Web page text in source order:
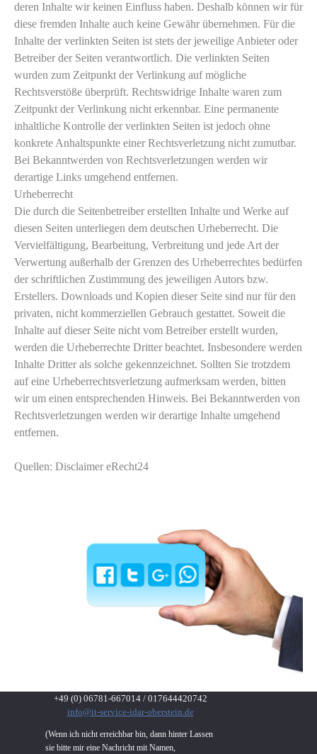
deren Inhalte wir keinen Einfluss haben. Deshalb können wir für
diese fremden Inhalte auch keine Gewähr übernehmen. Für die
Inhalte der verlinkten Seiten ist stets der jeweilige Anbieter oder
Betreiber der Seiten verantwortlich. Die verlinkten Seiten
wurden zum Zeitpunkt der Verlinkung auf mögliche
Rechtsverstöße überprüft. Rechtswidrige Inhalte waren zum
Zeitpunkt der Verlinkung nicht erkennbar. Eine permanente
inhaltliche Kontrolle der verlinkten Seiten ist jedoch ohne
konkrete Anhaltspunkte einer Rechtsverletzung nicht zumutbar.
Bei Bekanntwerden von Rechtsverletzungen werden wir
derartige Links umgehend entfernen.
Urheberrecht
Die durch die Seitenbetreiber erstellten Inhalte und Werke auf
diesen Seiten unterliegen dem deutschen Urheberrecht. Die
Vervielfältigung, Bearbeitung, Verbreitung und jede Art der
Verwertung außerhalb der Grenzen des Urheberrechtes bedürfen
der schriftlichen Zustimmung des jeweiligen Autors bzw.
Erstellers. Downloads und Kopien dieser Seite sind nur für den
privaten, nicht kommerziellen Gebrauch gestattet. Soweit die
Inhalte auf dieser Seite nicht vom Betreiber erstellt wurden,
werden die Urheberrechte Dritter beachtet. Insbesondere werden
Inhalte Dritter als solche gekennzeichnet. Sollten Sie trotzdem
auf eine Urheberrechtsverletzung aufmerksam werden, bitten
wir um einen entsprechenden Hinweis. Bei Bekanntwerden von
Rechtsverletzungen werden wir derartige Inhalte umgehend
entfernen.
Quellen: Disclaimer eRecht24
+49 (0) 06781-667014 / 017644420742
info@it-service-idar-oberstein.de
(Wenn ich nicht erreichbar bin, dann hinter Lassen
sie bitte mir eine Nachricht mit Namen,